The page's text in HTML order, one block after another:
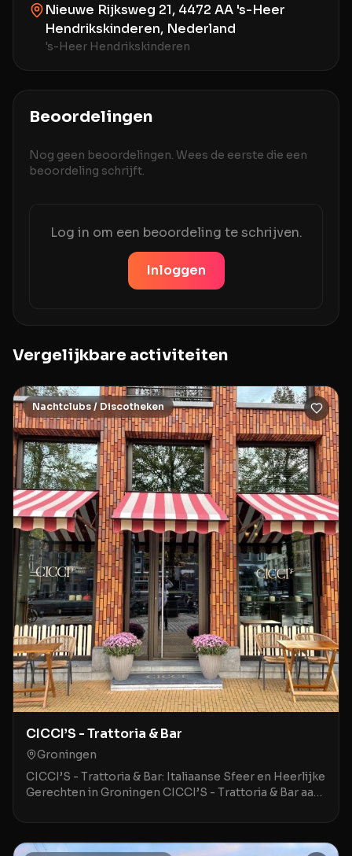
Nieuwe Rijksweg 21, 4472 AA 's-Heer
Hendrikskinderen, Nederland
's-Heer Hendrikskinderen
Beoordelingen
Nog geen beoordelingen. Wees de eerste die een
beoordeling schrijft.
Log in om een beoordeling te schrijven.
Inloggen
Vergelijkbare activiteiten
Nachtclubs / Discotheken
CICCI’S - Trattoria & Bar
Groningen
CICCI’S - Trattoria & Bar: Italiaanse Sfeer en Heerlijke
Gerechten in Groningen CICCI’S - Trattoria & Bar aan